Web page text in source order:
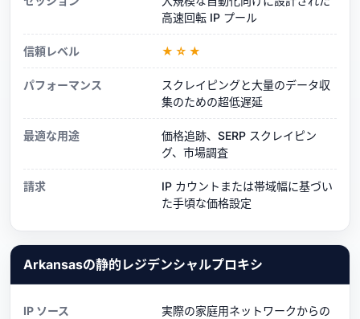
高速回転 IP プール
信頼レベル ★☆★
パフォーマンス
スクレイピングと大量のデータ収
集のための超低遅延
最適な用途
価格追跡、SERP スクレイピン
グ、市場調査
請求
IP カウントまたは帯域幅に基づい
た手頃な価格設定
Arkansasの静的レジデンシャルプロキシ
IP ソース
実際の家庭用ネットワークからの